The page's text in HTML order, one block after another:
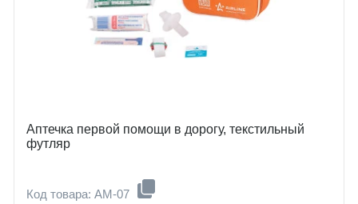
Аптечка первой помощи в дорогу, текстильный
футляр
Код товара: AM-07